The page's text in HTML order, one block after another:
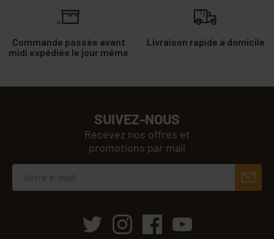
Commande passée avant
midi expédiée le jour même
Livraison rapide à domicile
SUIVEZ-NOUS
Recevez nos offres et
promotions par mail